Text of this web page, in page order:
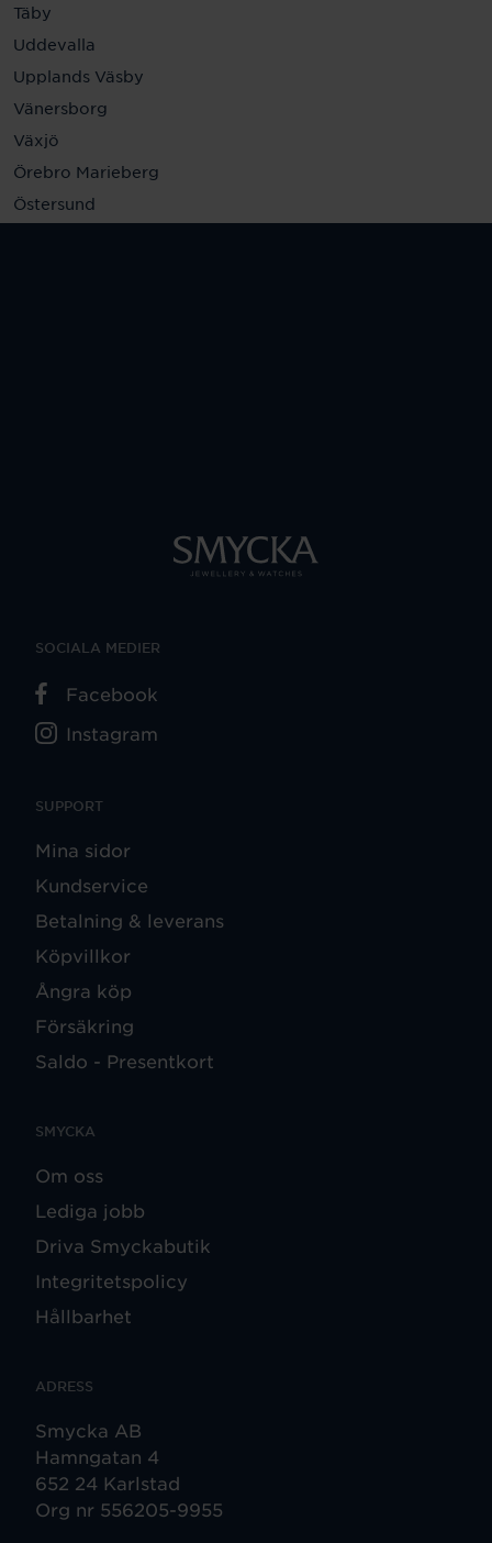
Täby
Uddevalla
Upplands Väsby
Vänersborg
Växjö
Örebro Marieberg
Östersund
SUPPORT
Mina sidor
Kundservice
Betalning & leverans
Köpvillkor
Ångra köp
Försäkring
Saldo - Presentkort
SMYCKA
Om oss
Lediga jobb
Driva Smyckabutik
Integritetspolicy
Hållbarhet
ADRESS
Smycka AB
Hamngatan 4
652 24 Karlstad
Org nr 556205-9955
SOCIALA MEDIER
Facebook
Instagram